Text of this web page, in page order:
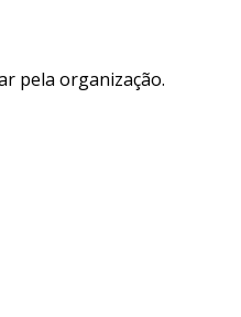
pela organização.